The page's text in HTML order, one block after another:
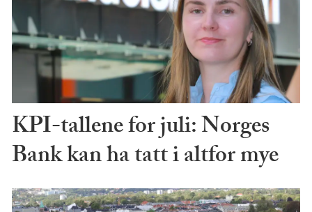
KPI-tallene for juli: Norges
Bank kan ha tatt i altfor mye